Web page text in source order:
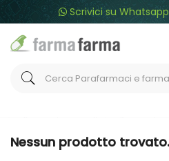
Scrivici su
Home Categorie Alimenti
Nessun prodotto trovato.